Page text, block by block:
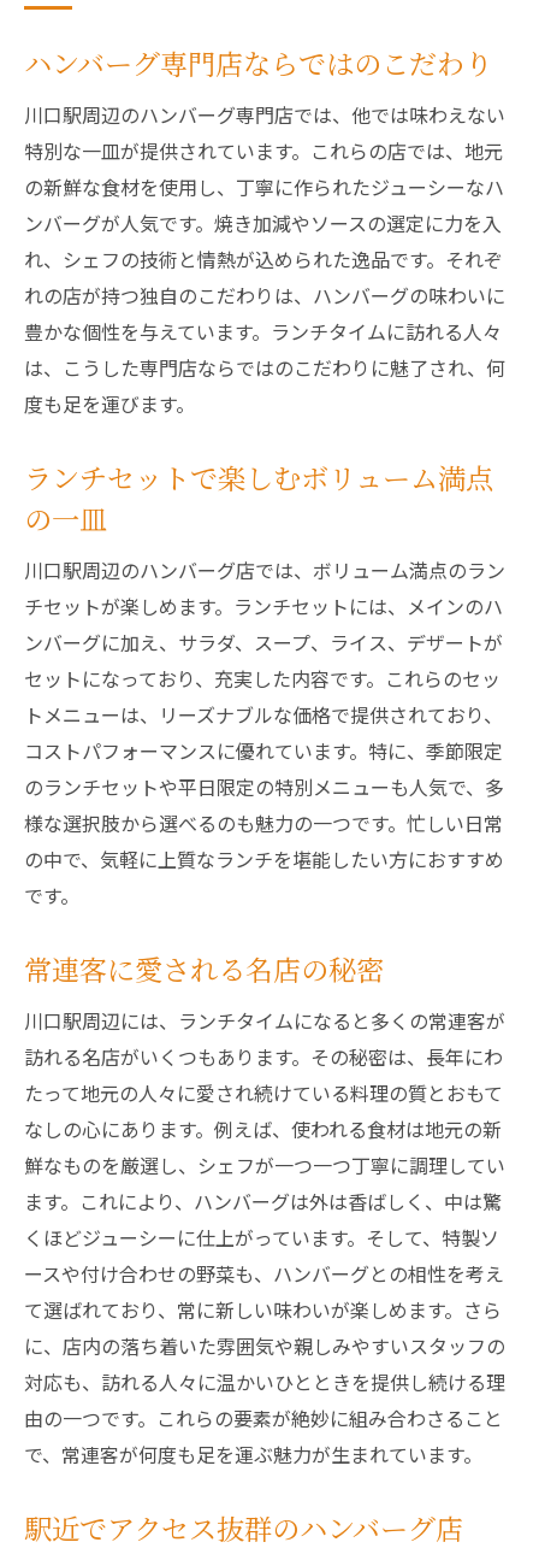
ハンバーグ専門店ならではのこだわり
川口駅周辺のハンバーグ専門店では、他では味わえない
特別な一皿が提供されています。これらの店では、地元
の新鮮な食材を使用し、丁寧に作られたジューシーなハ
ンバーグが人気です。焼き加減やソースの選定に力を入
れ、シェフの技術と情熱が込められた逸品です。それぞ
れの店が持つ独自のこだわりは、ハンバーグの味わいに
豊かな個性を与えています。ランチタイムに訪れる人々
は、こうした専門店ならではのこだわりに魅了され、何
度も足を運びます。
ランチセットで楽しむボリューム満点
の一皿
川口駅周辺のハンバーグ店では、ボリューム満点のラン
チセットが楽しめます。ランチセットには、メインのハ
ンバーグに加え、サラダ、スープ、ライス、デザートが
セットになっており、充実した内容です。これらのセッ
トメニューは、リーズナブルな価格で提供されており、
コストパフォーマンスに優れています。特に、季節限定
のランチセットや平日限定の特別メニューも人気で、多
様な選択肢から選べるのも魅力の一つです。忙しい日常
の中で、気軽に上質なランチを堪能したい方におすすめ
です。
常連客に愛される名店の秘密
川口駅周辺には、ランチタイムになると多くの常連客が
訪れる名店がいくつもあります。その秘密は、長年にわ
たって地元の人々に愛され続けている料理の質とおもて
なしの心にあります。例えば、使われる食材は地元の新
鮮なものを厳選し、シェフが一つ一つ丁寧に調理してい
ます。これにより、ハンバーグは外は香ばしく、中は驚
くほどジューシーに仕上がっています。そして、特製ソ
ースや付け合わせの野菜も、ハンバーグとの相性を考え
て選ばれており、常に新しい味わいが楽しめます。さら
に、店内の落ち着いた雰囲気や親しみやすいスタッフの
対応も、訪れる人々に温かいひとときを提供し続ける理
由の一つです。これらの要素が絶妙に組み合わさること
で、常連客が何度も足を運ぶ魅力が生まれています。
駅近でアクセス抜群のハンバーグ店